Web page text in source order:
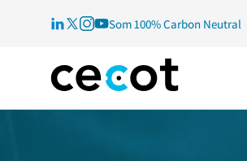
Som 100% Carbon Neutral